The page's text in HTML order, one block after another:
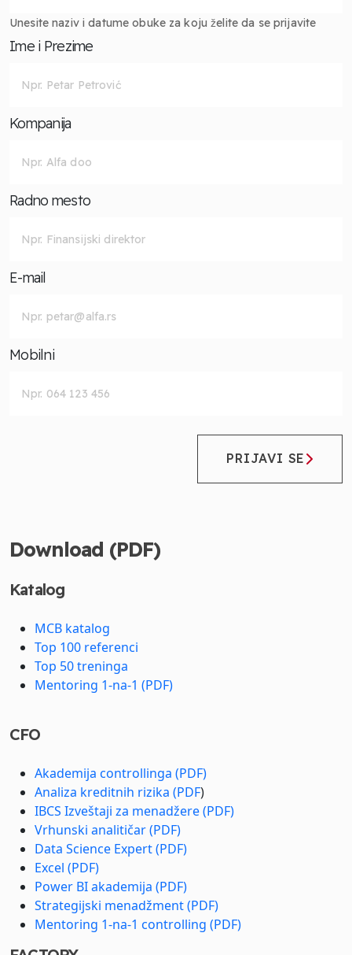
Unesite naziv i datume obuke za koju želite da se prijavite
Ime i Prezime
Kompanija
Radno mesto
E-mail
Mobilni
PRIJAVI SE
Download (PDF)
Katalog
MCB katalog
Top 100 referenci
Top 50 treninga
Mentoring 1-na-1 (PDF)
CFO
Akademija controllinga (PDF)
Analiza kreditnih rizika (PDF)
IBCS Izveštaji za menadžere (PDF)
Vrhunski analitičar (PDF)
Data Science Expert (PDF)
Excel (PDF)
Power BI akademija (PDF)
Strategijski menadžment (PDF)
Mentoring 1-na-1 controlling (PDF)